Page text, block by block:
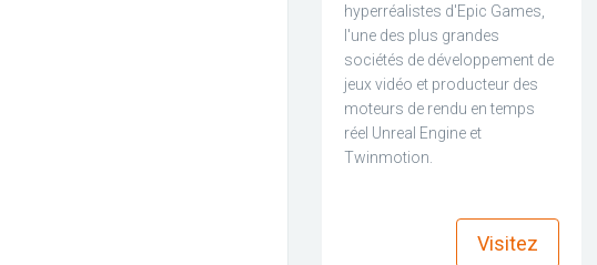
hyperréalistes d'Epic Games,
l'une des plus grandes
sociétés de développement de
jeux vidéo et producteur des
moteurs de rendu en temps
réel Unreal Engine et
Twinmotion.
Visitez